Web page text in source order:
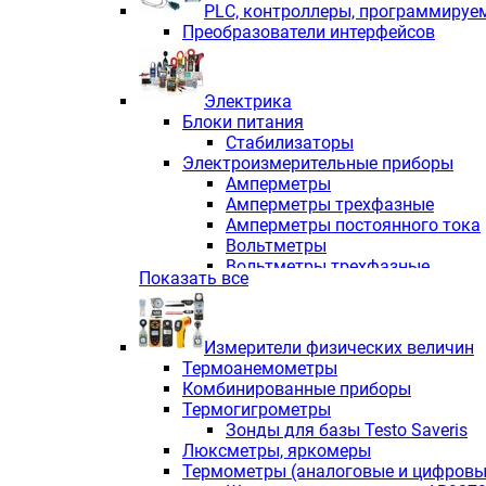
PLС, контроллеры,
Преобразователи интерфейсов
Электрика
Блоки питания
Стабилизаторы
Электроизмерительные приборы
Амперметры
Амперметры трехфазные
Амперметры постоянного тока
Вольтметры
Вольтметры трехфазные
Вольтметры постоянного тока
Индикаторы аналоговых
Измерители COS F
Комбинированные приборы
Комбинированные приборы
Комбинированные приборы
Анализаторы качества
Анализаторы мощности
Показать все
Измерители физических величин
Термоанемометры
Комбинированные приборы
Термогигрометры
Зонды для базы Testo Saveris
Люксметры, яркомеры
Термометры (аналоговые и